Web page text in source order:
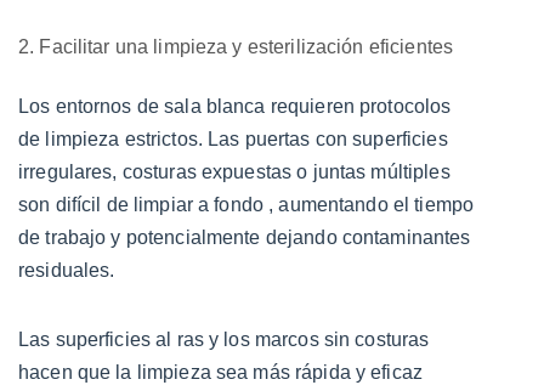
la
y
la
integridad
estructural
5
5.
el
cumplimiento
2. Facilitar una limpieza y esterilización eficientes
Los entornos de sala blanca requieren protocolos
de limpieza estrictos. Las puertas con superficies
irregulares, costuras expuestas o juntas múltiples
son difícil de limpiar a fondo , aumentando el tiempo
de trabajo y potencialmente dejando contaminantes
residuales.
Las superficies al ras y los marcos sin costuras
hacen que la limpieza sea más rápida y eficaz